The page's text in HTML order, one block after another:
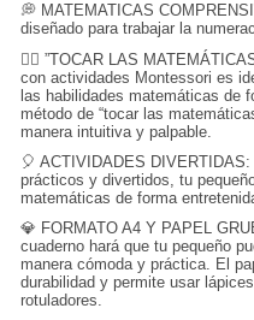
💭 MATEMATICAS
diseñado para trabajar la
🖐🏻 ”TOCAR LAS
con actividades Montessori es
las habilidades matemáticas de
método de “tocar las
manera intuitiva y palpable.
🎈 ACTIVIDADES
prácticos y divertidos, tu
matemáticas de forma
💎 FORMATO A4 Y PAPEL
cuaderno hará que tu pequeño
manera cómoda y práctica. El
durabilidad y permite usar
rotuladores.